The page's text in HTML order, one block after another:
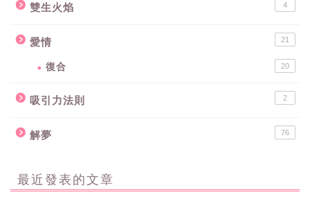
雙生火焰 4
愛情 21
復合 20
吸引力法則 2
解夢 76
最近發表的文章